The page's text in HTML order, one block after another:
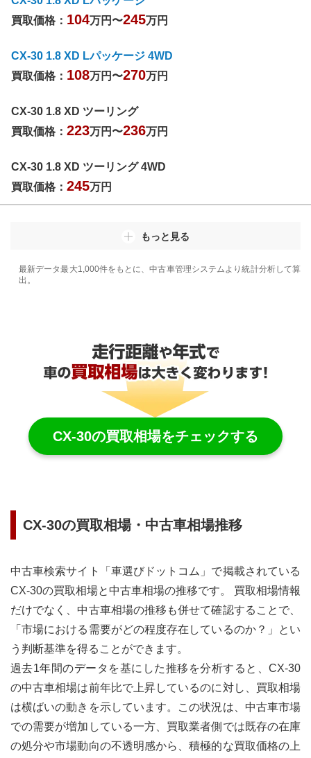
買取価格： 104万円〜245万円
CX-30 1.8 XD Lパッケージ 4WD
買取価格： 108万円〜270万円
CX-30 1.8 XD ツーリング
買取価格： 223万円〜236万円
CX-30 1.8 XD ツーリング 4WD
買取価格： 245万円
もっと見る
最新データ最大1,000件をもとに、中古車管理システムより統計分析して算
出。
CX-30の買取相場をチェックする
CX-30の買取相場・中古車相場推移
中古車検索サイト「車選びドットコム」で掲載されている
CX-30の買取相場と中古車相場の推移です。 買取相場情報
だけでなく、中古車相場の推移も併せて確認することで、
「市場における需要がどの程度存在しているのか？」とい
う判断基準を得ることができます。
過去1年間のデータを基にした推移を分析すると、CX-30
の中古車相場は前年比で上昇しているのに対し、買取相場
は横ばいの動きを示しています。この状況は、中古車市場
での需要が増加している一方、買取業者側では既存の在庫
の処分や市場動向の不透明感から、積極的な買取価格の上